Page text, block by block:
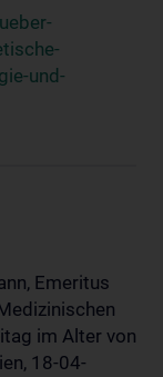
und-
Emeritus
im Alter von
18-04-